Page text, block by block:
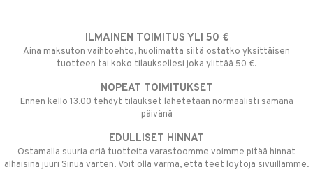
ILMAINEN TOIMITUS YLI 50 €
Aina maksuton vaihtoehto, huolimatta siitä ostatko yksittäisen
tuotteen tai koko tilauksellesi joka ylittää 50 €.
NOPEAT TOIMITUKSET
Ennen kello 13.00 tehdyt tilaukset lähetetään normaalisti samana
päivänä
EDULLISET HINNAT
Ostamalla suuria eriä tuotteita varastoomme voimme pitää hinnat
alhaisina juuri Sinua varten! Voit olla varma, että teet löytöjä sivuillamme.